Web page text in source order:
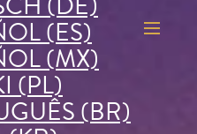
(ES)
(MX)
(PL)
(BR)